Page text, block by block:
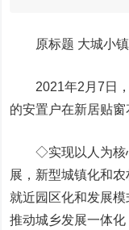
原标题 大城小
2021年2月7日，
的安置户在新居贴窗
◇实现以人为核心
展，新型城镇化和
就近园区化和发展
推动城乡发展一体化